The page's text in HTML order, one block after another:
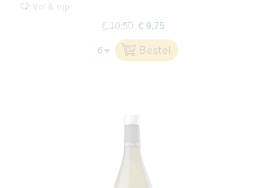
Vol & rijp
€ 10,50 € 9,75